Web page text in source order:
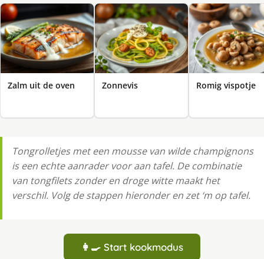
Zalm uit de oven Zonnevis Romig vispotje
Tongrolletjes met een mousse van wilde champignons
is een echte aanrader voor aan tafel. De combinatie
van tongfilets zonder en droge witte maakt het
verschil. Volg de stappen hieronder en zet ‘m op tafel.
👩‍🍳 Start kookmodus